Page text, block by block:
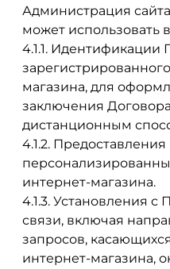
Администрация
может использовать
4.1.1. Идентификации
магазина, для
заключения
дистанционным
4.1.2.
интернет-магазина.
4.1.3. Установления с
связи, включая
запросов,
интернет-магазина,